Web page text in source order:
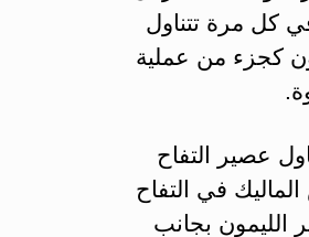
كل مرة تتناول
كجزء من عملية
عصير التفاح
في التفاح
الليمون بجانب